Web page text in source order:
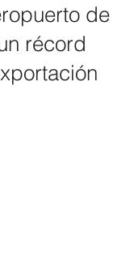
de
récord